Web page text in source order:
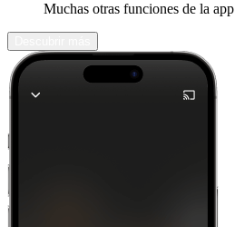
Muchas otras funciones de la app